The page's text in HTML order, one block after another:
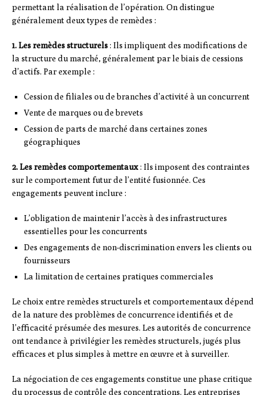
permettant la réalisation de l’opération. On distingue
généralement deux types de remèdes :
1. Les remèdes structurels: Ils impliquent des modifications de
la structure du marché, généralement par le biais de cessions
d’actifs. Par exemple :
Cession de filiales ou de branches d’activité à un concurrent
Vente de marques ou de brevets
Cession de parts de marché dans certaines zones
géographiques
2. Les remèdes comportementaux: Ils imposent des contraintes
sur le comportement futur de l’entité fusionnée. Ces
engagements peuvent inclure :
L’obligation de maintenir l’accès à des infrastructures
essentielles pour les concurrents
Des engagements de non-discrimination envers les clients ou
fournisseurs
La limitation de certaines pratiques commerciales
Le choix entre remèdes structurels et comportementaux dépend
de la nature des problèmes de concurrence identifiés et de
l’efficacité présumée des mesures. Les autorités de concurrence
ont tendance à privilégier les remèdes structurels, jugés plus
efficaces et plus simples à mettre en œuvre et à surveiller.
La négociation de ces engagements constitue une phase critique
du processus de contrôle des concentrations. Les entreprises